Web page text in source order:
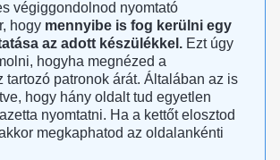
végiggondolnod nyomtató
hogy mennyibe is fog kerülni egy
az adott készülékkel. Ezt úgy
hogyha megnézed a
tartozó patronok árát. Általában az is
hogy hány oldalt tud egyetlen
nyomtatni. Ha a kettőt elosztod
megkaphatod az oldalankénti